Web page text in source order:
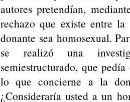
autores pretendían,
rechazo que existe entre
donante sea homosexual.
se realizó una
semiestructurado, que
lo que concierne a la
¿Consideraría usted a un